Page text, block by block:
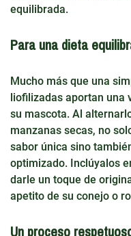
equilibrada.
Para una dieta
Mucho más que una
liofilizadas aportan una
su mascota. Al
manzanas secas, no
sabor única sino
optimizado. Inclúyalos
darle un toque de
apetito de su conejo o
Un proceso